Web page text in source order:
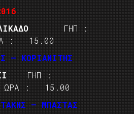
ΓΗΠ :
: 15.00
– ΚΟΡΙΑΝΙΤΗΣ
ΓΗΠ :
: 15.00
– ΜΠΑΣΤΑΣ